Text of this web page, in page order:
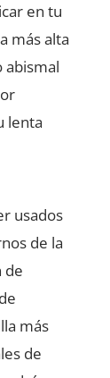
en tu
más alta
abismal
lenta
usados
de la
de
más
de